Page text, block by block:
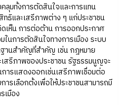
ทั้งการตัดสินใจและการแทน
ธิและเสรีภาพต่าง ๆ แก่ประชาชน
เห็น การต่อต้าน การออกประกาศ
นการตัดสินใจทางการเมือง ระบบ
านสำคัญที่สำคัญ เช่น กฎหมาย
สรีภาพของประชาชน รัฐธรรมนูญจะ
ารแสดงออกเช่นเสรีภาพเชื่อมต่อ
รเลือกตั้งเพื่อให้ประชาชนสามารถมี
เมือง